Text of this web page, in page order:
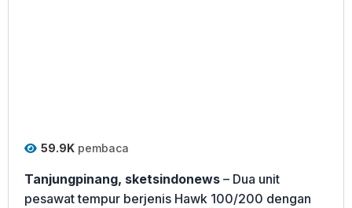
59.9K pembaca
Tanjungpinang, sketsindonews – Dua unit
pesawat tempur berjenis Hawk 100/200 dengan